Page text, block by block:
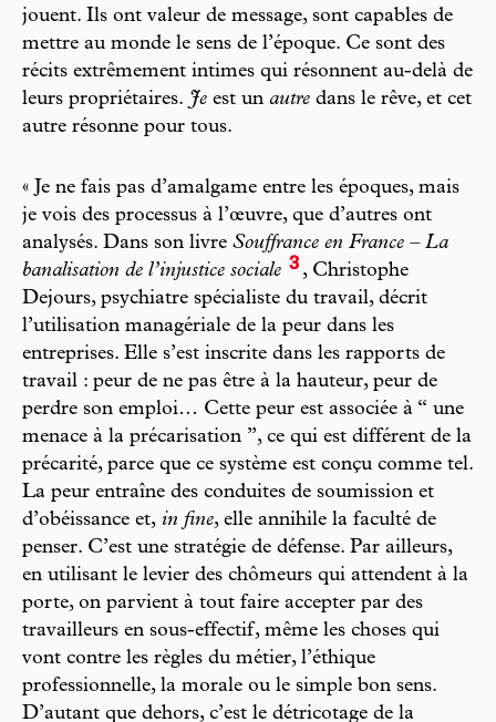
jouent. Ils ont valeur de message, sont capables de
mettre au monde le sens de l’époque. Ce sont des
récits extrêmement intimes qui résonnent au-delà de
leurs propriétaires. Je est un autre dans le rêve, et cet
autre résonne pour tous.
« Je ne fais pas d’amalgame entre les époques, mais
je vois des processus à l’œuvre, que d’autres ont
analysés. Dans son livre Souffrance en France – La
banalisation de l’injustice sociale 3 , Christophe
Dejours, psychiatre spécialiste du travail, décrit
l’utilisation managériale de la peur dans les
entreprises. Elle s’est inscrite dans les rapports de
travail : peur de ne pas être à la hauteur, peur de
perdre son emploi… Cette peur est associée à “ une
menace à la précarisation ”, ce qui est différent de la
précarité, parce que ce système est conçu comme tel.
La peur entraîne des conduites de soumission et
d’obéissance et, in fine, elle annihile la faculté de
penser. C’est une stratégie de défense. Par ailleurs,
en utilisant le levier des chômeurs qui attendent à la
porte, on parvient à tout faire accepter par des
travailleurs en sous-effectif, même les choses qui
vont contre les règles du métier, l’éthique
professionnelle, la morale ou le simple bon sens.
D’autant que dehors, c’est le détricotage de la